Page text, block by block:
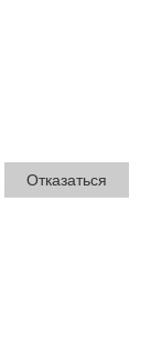
Отказаться
ведется в